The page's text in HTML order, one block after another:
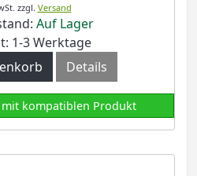
zzgl. Versand
Auf Lager
1-3 Werktage
Details
mit kompatiblen Produkt